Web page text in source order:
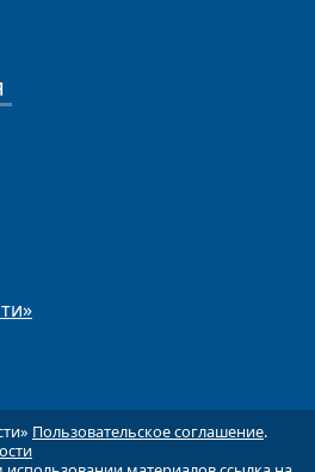
Пользовательское соглашение.